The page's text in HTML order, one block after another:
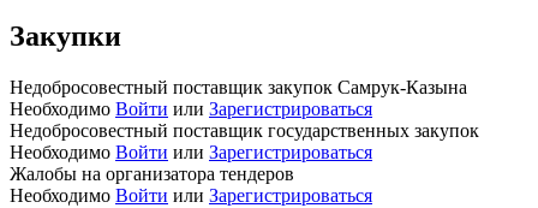
Закупки
Недобросовестный поставщик закупок Самрук-Казына
Необходимо Войти или Зарегистрироваться
Недобросовестный поставщик государственных закупок
Необходимо Войти или Зарегистрироваться
Жалобы на организатора тендеров
Необходимо Войти или Зарегистрироваться